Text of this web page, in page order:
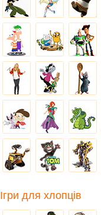
Ігри для хлопців